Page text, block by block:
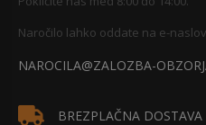
Naročilo lahko oddate na e-
NAROCILA@ZALOZBA-
BREZPLAČNA